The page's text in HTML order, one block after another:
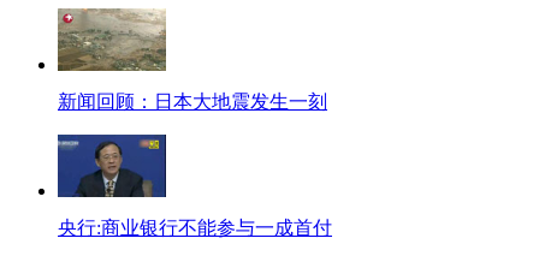
新闻回顾：日本大地震发生一刻
央行:商业银行不能参与一成首付